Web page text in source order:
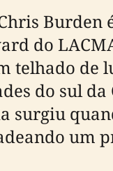
Burden
do
telhado de
do sul
surgiu
um